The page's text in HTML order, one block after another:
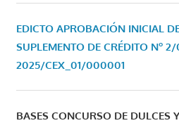
EDICTO APROBACIÓN INICIAL
SUPLEMENTO DE CRÉDITO Nº
2025/CEX_01/000001
BASES CONCURSO DE DULCES